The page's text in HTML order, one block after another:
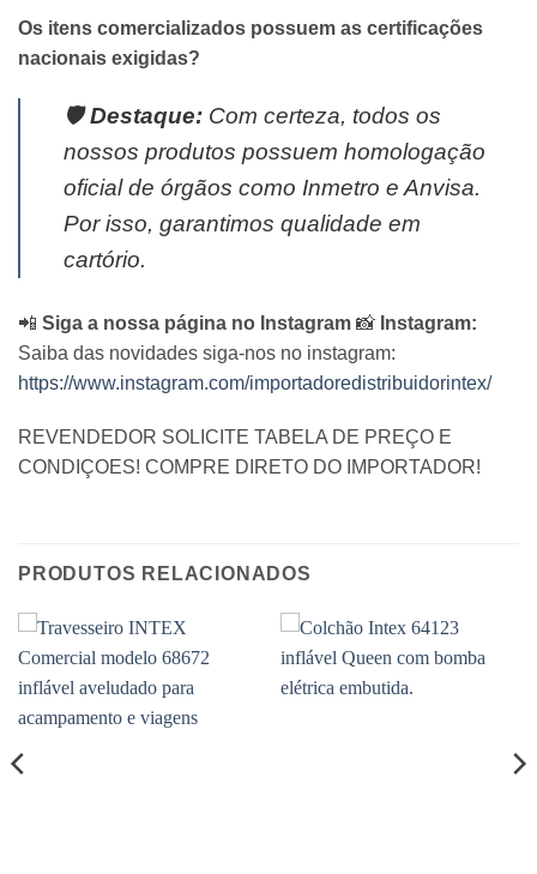
Os itens comercializados possuem as certificações
nacionais exigidas?
🛡️Destaque: Com certeza, todos os
nossos produtos possuem homologação
oficial de órgãos como Inmetro e Anvisa.
Por isso, garantimos qualidade em
cartório.
📲 Siga a nossa página no Instagram 📸 Instagram:
Saiba das novidades siga-nos no instagram:
https://www.instagram.com/importadoredistribuidorintex/
REVENDEDOR SOLICITE TABELA DE PREÇO E
CONDIÇOES! COMPRE DIRETO DO IMPORTADOR!
PRODUTOS RELACIONADOS